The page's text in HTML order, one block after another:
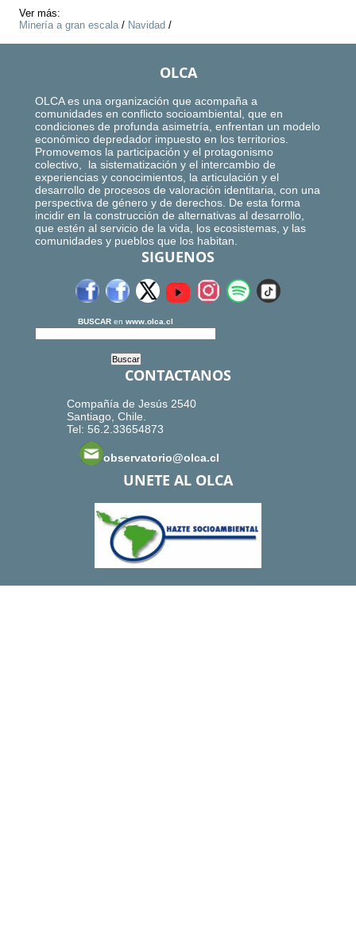
Ver más:
Minería a gran escala/ Navidad /
OLCA
OLCA es una organización que acompaña a
comunidades en conflicto socioambiental, que en
condiciones de profunda asimetría, enfrentan un modelo
económico depredador impuesto en los territorios.
Promovemos la participación y el protagonismo
colectivo, la sistematización y el intercambio de
experiencias y conocimientos, la articulación y el
desarrollo de procesos de valoración identitaria, con una
perspectiva de género y de derechos. De esta forma
incidir en la construcción de alternativas al desarrollo,
que estén al servicio de la vida, los ecosistemas, y las
comunidades y pueblos que los habitan.
SIGUENOS
BUSCAR en www.olca.cl
CONTACTANOS
Compañía de Jesús 2540
Santiago, Chile.
Tel: 56.2.33654873
observatorio@olca.cl
UNETE AL OLCA